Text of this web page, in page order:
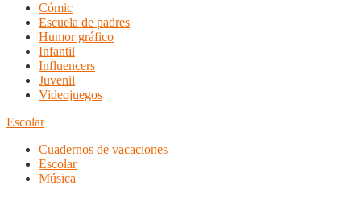
Cómic
Escuela de padres
Humor gráfico
Infantil
Influencers
Juvenil
Videojuegos
Escolar
Cuadernos de vacaciones
Escolar
Música